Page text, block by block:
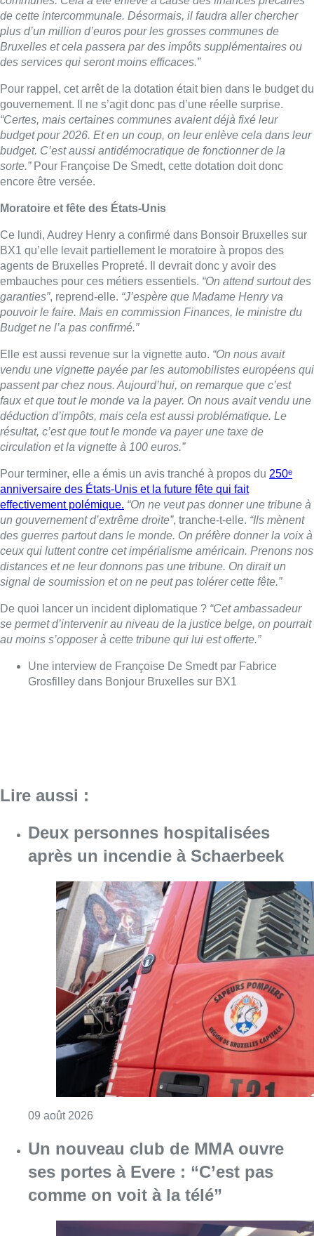
Moratoire et fête des États-Unis
Ce lundi, Audrey Henry a confirmé dans Bonsoir Bruxelles sur
BX1 qu’elle levait partiellement le moratoire à propos des
embauches pour ces métiers essentiels. “On attend surtout des
garanties”, reprend-elle.“J’espère que Madame Henry va
pouvoir le faire. Mais en commission Finances, le ministre du
Budget ne l’a pas confirmé.”
Elle est aussi revenue sur la vignette auto.“On nous avait
vendu une vignette payée par les automobilistes européens qui
faux et que tout le monde va la payer. On nous avait vendu une
déduction d’impôts, mais cela est aussi problématique. Le
résultat, c’est que tout le monde va payer une taxe de
circulation et la vignette à 100 euros.”
Pour terminer, elle a émis un avis tranché à propos du250ᵉ
anniversaire des États-Unis et la future fête qui fait
effectivement polémique. “On ne veut pas donner une tribune à
un gouvernement d’extrême droite”
des guerres partout dans le monde. On préfère donner la voix à
ceux qui luttent contre cet impérialisme américain. Prenons nos
distances et ne leur donnons pas une tribune. On dirait un
signal de soumission et on ne peut pas tolérer cette fête.”
De quoi lancer un incident diplomatique ?“Cet ambassadeur
se permet d’intervenir au niveau de la justice belge, on pourrait
au moins s’opposer à cette tribune qui lui est offerte.”
Une interview de Françoise De Smedt par Fabrice
Grosfilley dans Bonjour Bruxelles sur BX1
Lire aussi :
Deux personnes hospitalisées
après un incendie à Schaerbeek
09 août 2026Consulter l'article "Deux personnes
Un nouveau club de MMA ouvre
ses portes à Evere : “C’est pas
comme on voit à la télé”